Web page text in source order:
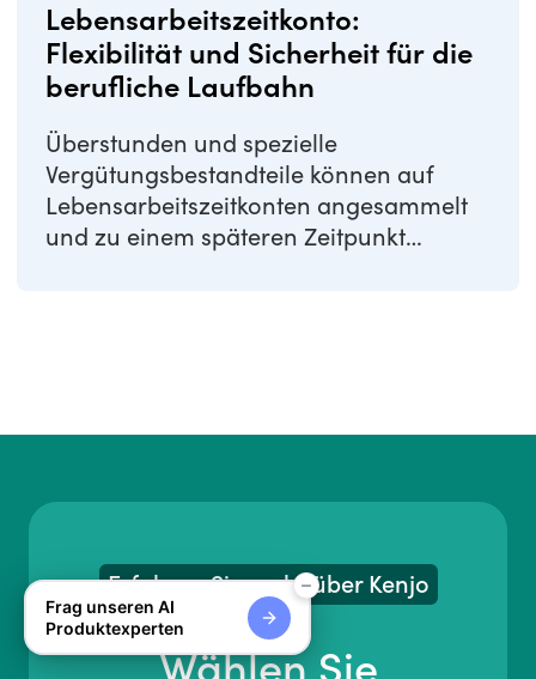
Lebensarbeitszeitkonto:
Flexibilität und Sicherheit für die
berufliche Laufbahn
Überstunden und spezielle
Vergütungsbestandteile können auf
Lebensarbeitszeitkonten angesammelt
und zu einem späteren Zeitpunkt
Erfahren Sie mehr über Kenjo
Frag unseren AI
Produktexperten